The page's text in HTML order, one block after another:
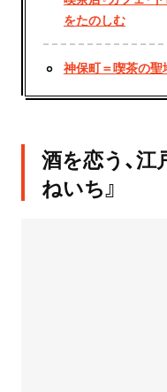
をたのしむ
神保町＝喫茶の
酒を恋う、
ねいち』